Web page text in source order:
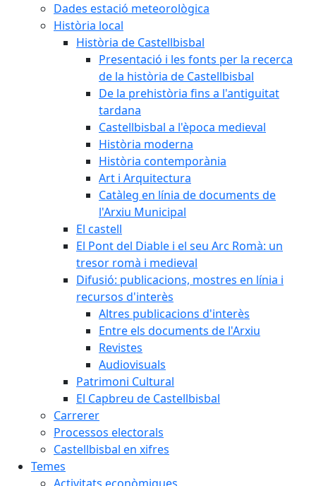
Dades estació meteorològica
Història local
Història de Castellbisbal
Presentació i les fonts per la recerca
de la història de Castellbisbal
De la prehistòria fins a l'antiguitat
tardana
Castellbisbal a l'època medieval
Història moderna
Història contemporània
Art i Arquitectura
Catàleg en línia de documents de
l'Arxiu Municipal
El castell
El Pont del Diable i el seu Arc Romà: un
tresor romà i medieval
Difusió: publicacions, mostres en línia i
recursos d'interès
Altres publicacions d'interès
Entre els documents de l'Arxiu
Revistes
Audiovisuals
Patrimoni Cultural
El Capbreu de Castellbisbal
Carrerer
Processos electorals
Castellbisbal en xifres
Temes